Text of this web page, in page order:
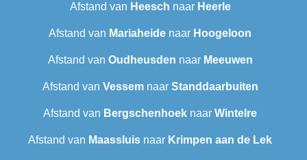
Afstand van Heesch naar Heerle
Afstand van Mariaheide naar Hoogeloon
Afstand van Oudheusden naar Meeuwen
Afstand van Vessemnaar Standdaarbuiten
Afstand van Bergschenhoek naar Wintelre
Afstand van Maassluis naar Krimpen aan de Lek